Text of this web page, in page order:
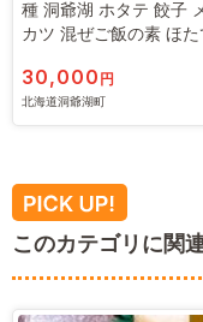
種 洞爺湖 ホタテ 餃子
カツ 混ぜご飯の素 ほた
工品 ご当地 グルメ 冷凍
合わせ お取り寄せ 洞爺
30,000 円
北海道洞爺湖町
このカテゴリに関